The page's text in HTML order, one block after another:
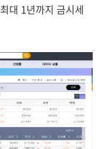
대 1년까지 금시세